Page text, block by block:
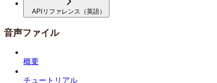
APIリファレンス（英語）
音声ファイル
概要
チュートリアル